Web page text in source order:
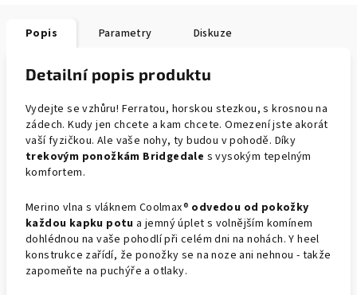
Popis Parametry Diskuze
Detailní popis produktu
Vydejte se vzhůru! Ferratou, horskou stezkou, s krosnou na
zádech. Kudy jen chcete a kam chcete. Omezení jste akorát
vaší fyzičkou. Ale vaše nohy, ty budou v pohodě. Díky
trekovým ponožkám Bridgedale s vysokým tepelným
komfortem.
Merino vlna s vláknem Coolmax® odvedou od pokožky
každou kapku potu a jemný úplet s volnějším komínem
dohlédnou na vaše pohodlí při celém dni na nohách. Y heel
konstrukce zařídí, že ponožky se na noze ani nehnou - takže
zapomeňte na puchýře a otlaky.